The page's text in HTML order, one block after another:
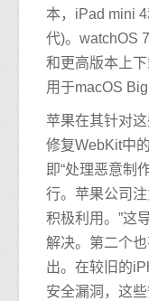
本，iPad mini
代)。watchOS
和更高版本上
用于macOS Big
苹果在其针对
修复WebKit中
即“处理恶意制
行。苹果公司
积极利用。”这
解决。第二个
出。在较旧的
安全漏洞，这